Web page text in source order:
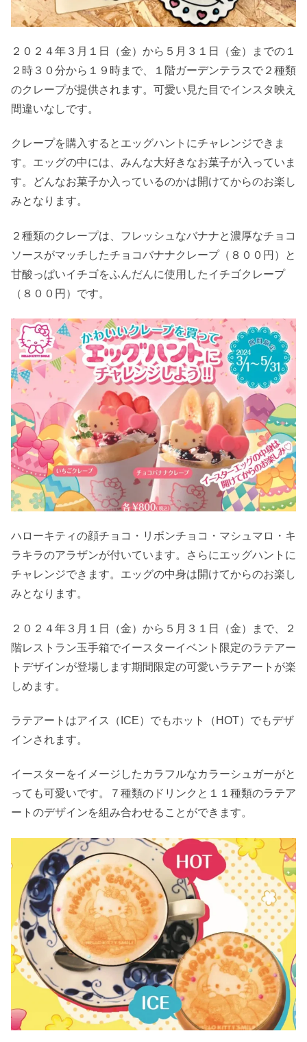
２０２４年３月１日（金）から５月３１日（金）までの１
２時３０分から１９時まで、１階ガーデンテラスで２種類
のクレープが提供されます。可愛い見た目でインスタ映え
間違いなしです。
クレープを購入するとエッグハントにチャレンジできま
す。エッグの中には、みんな大好きなお菓子が入っていま
す。どんなお菓子か入っているのかは開けてからのお楽し
みとなります。
２種類のクレープは、フレッシュなバナナと濃厚なチョコ
ソースがマッチしたチョコバナナクレープ（８００円）と
甘酸っぱいイチゴをふんだんに使用したイチゴクレープ
（８００円）です。
ハローキティの顔チョコ・リボンチョコ・マシュマロ・キ
ラキラのアラザンが付いています。さらにエッグハントに
チャレンジできます。エッグの中身は開けてからのお楽し
みとなります。
２０２４年３月１日（金）から５月３１日（金）まで、２
階レストラン玉手箱でイースターイベント限定のラテアー
トデザインが登場します期間限定の可愛いラテアートが楽
しめます。
ラテアートはアイス（ICE）でもホット（HOT）でもデザ
インされます。
イースターをイメージしたカラフルなカラーシュガーがと
っても可愛いです。７種類のドリンクと１１種類のラテア
ートのデザインを組み合わせることができます。